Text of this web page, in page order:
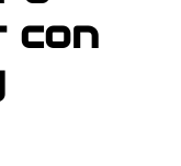
con